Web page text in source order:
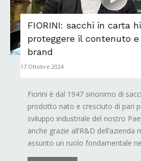
FIORINI: sacchi in carta
proteggere il contenuto e
brand
17 Ottobre 2024
Fiorini è dal 1947 sinonimo di
prodotto nato e cresciuto di pari
sviluppo industriale del nostro
anche grazie all’R&D dell’azienda
assunto un ruolo fondamentale